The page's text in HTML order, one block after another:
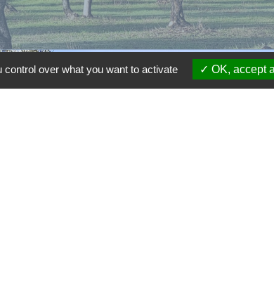
over what you want to activate OK, accept